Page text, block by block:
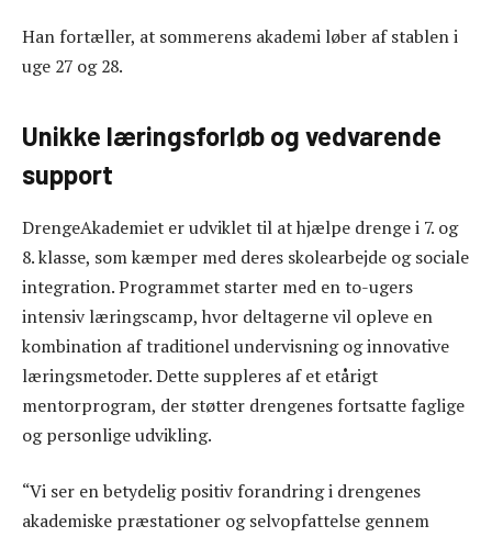
Han fortæller, at sommerens akademi løber af stablen i
uge 27 og 28.
Unikke læringsforløb og vedvarende
support
DrengeAkademiet er udviklet til at hjælpe drenge i 7. og
8. klasse, som kæmper med deres skolearbejde og sociale
integration. Programmet starter med en to-ugers
intensiv læringscamp, hvor deltagerne vil opleve en
kombination af traditionel undervisning og innovative
læringsmetoder. Dette suppleres af et etårigt
mentorprogram, der støtter drengenes fortsatte faglige
og personlige udvikling.
“Vi ser en betydelig positiv forandring i drengenes
akademiske præstationer og selvopfattelse gennem